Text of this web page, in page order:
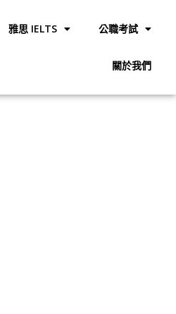
雅思 IELTS 公職考試
關於我們